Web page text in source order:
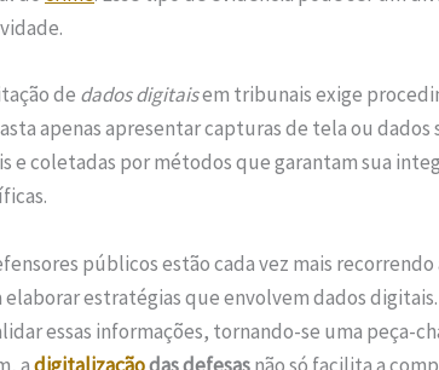
de dados digitaisem tribunais exige
apenas apresentar capturas de tela ou dados
e coletadas por métodos que garantam sua
públicos estão cada vez mais
estratégias que envolvem dados
essas informações, tornando-se uma peça-
adigitalizaçãodas defesasnão só facilita a